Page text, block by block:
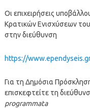
Οι επιχειρήσεις
Κρατικών Ενισχύσεων
στην διεύθυνση
https://
Για τη Δημόσια
επισκεφτείτε τη
programmata